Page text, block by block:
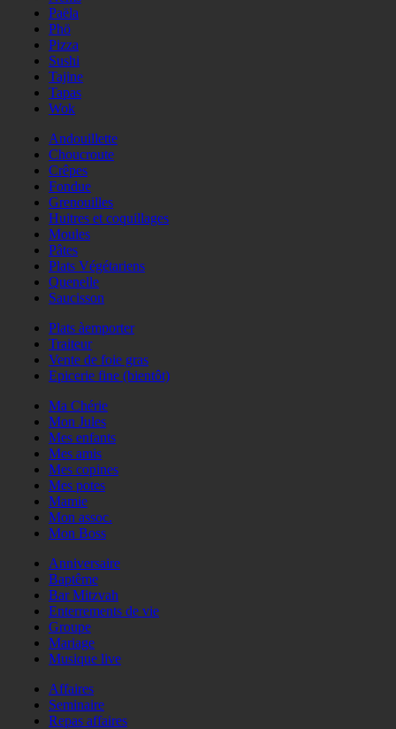
Paëla
Phö
Pizza
Sushi
Tajine
Tapas
Wok
Andouillette
Choucroute
Crêpes
Fondue
Grenouilles
Huitres et coquillages
Moules
Pâtes
Plats Végétariens
Quenelle
Saucisson
Plats àemporter
Traiteur
Vente de foie gras
Epicerie fine (bientôt)
Ma Chérie
Mon Jules
Mes enfants
Mes amis
Mes copines
Mes potes
Mamie
Mon assoc.
Mon Boss
Anniversaire
Baptême
Bar Mitzvah
Enterrements de vie
Groupe
Mariage
Musique live
Affaires
Seminaire
Repas affaires